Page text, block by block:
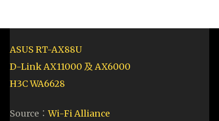
ASUS RT-AX88U
D-Link AX11000 及 AX6000
H3C WA6628
Source： Wi-Fi Alliance